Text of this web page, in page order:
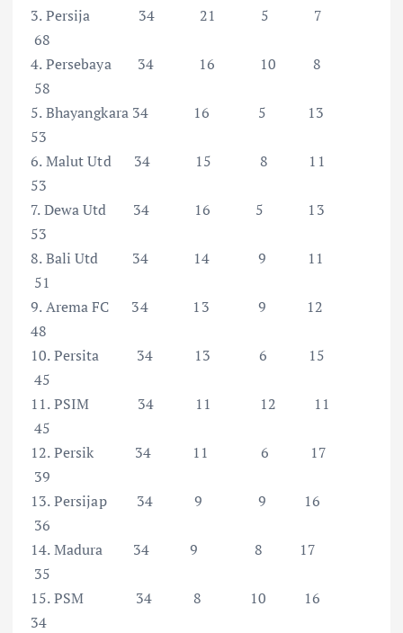
3. Persija 34 21 5 7
68
4. Persebaya 34 16 10 8
58
5. Bhayangkara 34 16 5 13
53
6. Malut Utd 34 15 8 11
53
7. Dewa Utd 34 16 5 13
53
8. Bali Utd 34 14 9 11
51
9. Arema FC 34 13 9 12
48
10. Persita 34 13 6 15
45
11. PSIM 34 11 12 11
45
12. Persik 34 11 6 17
39
13. Persijap 34 9 9 16
36
14. Madura 34 9 8 17
35
15. PSM 34 8 10 16
34